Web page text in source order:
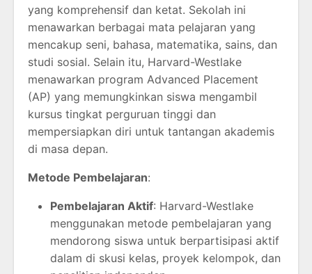
yang komprehensif dan ketat. Sekolah ini
menawarkan berbagai mata pelajaran yang
mencakup seni, bahasa, matematika, sains, dan
studi sosial. Selain itu, Harvard-Westlake
menawarkan program Advanced Placement
(AP) yang memungkinkan siswa mengambil
kursus tingkat perguruan tinggi dan
mempersiapkan diri untuk tantangan akademis
di masa depan.
Metode Pembelajaran:
Pembelajaran Aktif: Harvard-Westlake
menggunakan metode pembelajaran yang
mendorong siswa untuk berpartisipasi aktif
dalam di skusi kelas, proyek kelompok, dan